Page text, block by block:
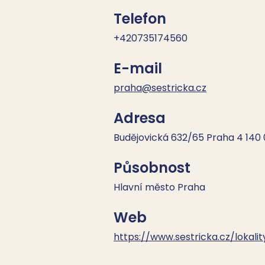
Telefon
+420735174560
E-mail
praha@sestricka.cz
Adresa
Budějovická 632/65 Praha 4 140
Působnost
Hlavní město Praha
Web
https://www.sestricka.cz/